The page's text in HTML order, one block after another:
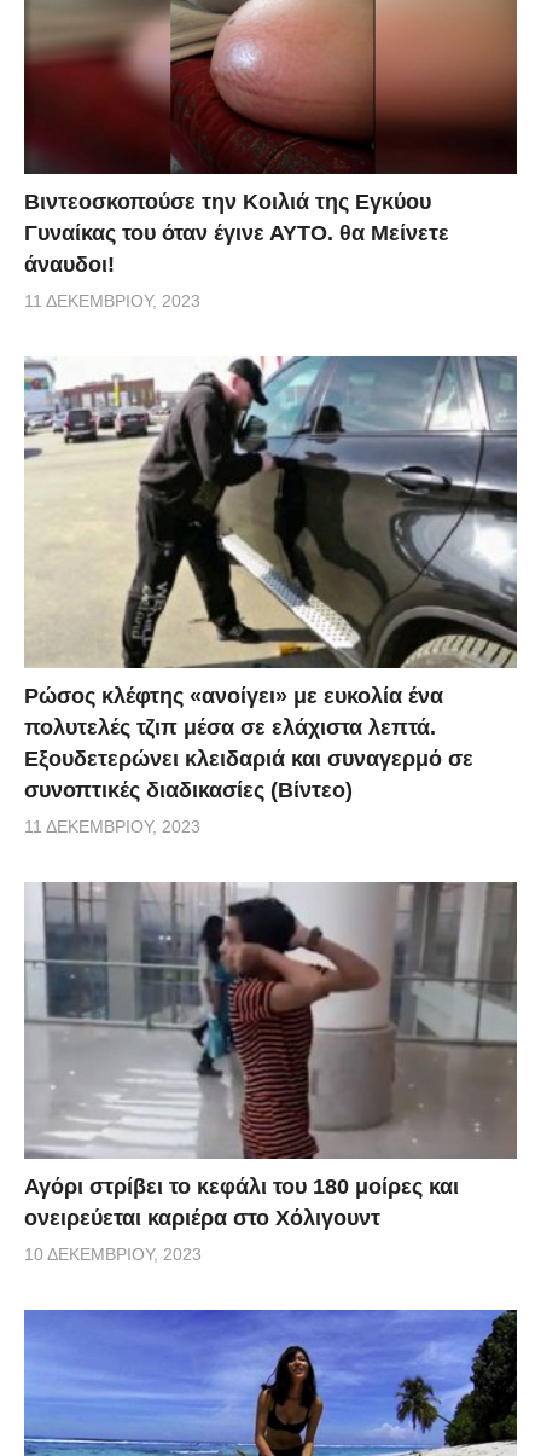
Βιντεοσκοπούσε την Κοιλιά της Εγκύου
Γυναίκας του όταν έγινε ΑΥΤΟ. θα Μείνετε
άναυδοι!
11 ΔΕΚΕΜΒΡΊΟΥ, 2023
Ρώσος κλέφτης «ανοίγει» με ευκολία ένα
πολυτελές τζιπ μέσα σε ελάχιστα λεπτά.
Εξουδετερώνει κλειδαριά και συναγερμό σε
συνοπτικές διαδικασίες (Βίντεο)
11 ΔΕΚΕΜΒΡΊΟΥ, 2023
Αγόρι στρίβει το κεφάλι του 180 μοίρες και
ονειρεύεται καριέρα στο Χόλιγουντ
10 ΔΕΚΕΜΒΡΊΟΥ, 2023